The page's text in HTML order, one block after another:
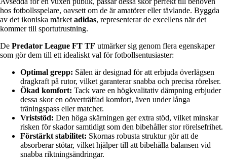
hos fotbollsspelare, oavsett om de är amatörer eller tävlande. Byggda
av det ikoniska märket adidas, representerar de excellens när det
kommer till sportutrustning.
De Predator League FT TF utmärker sig genom flera egenskaper
som gör dem till ett idealiskt val för fotbollsentusiaster:
Optimal grepp: Sålen är designad för att erbjuda överlägsen
dragkraft på rutor, vilket garanterar snabba och precisa rörelser.
Ökad komfort: Tack vare en högkvalitativ dämpning erbjuder
dessa skor en oöverträffad komfort, även under långa
träningspass eller matcher.
Vriststöd: Den höga skärningen ger extra stöd, vilket minskar
risken för skador samtidigt som den bibehåller stor rörelsefrihet.
Förstärkt stabilitet: Skornas robusta struktur gör att de
absorberar stötar, vilket hjälper till att bibehålla balansen vid
snabba riktningsändringar.